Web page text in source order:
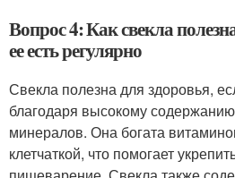
Вопрос 4: Как свекла
ее есть регулярно
Свекла полезна для здоровья,
благодаря высокому
минералов. Она богата
клетчаткой, что помогает